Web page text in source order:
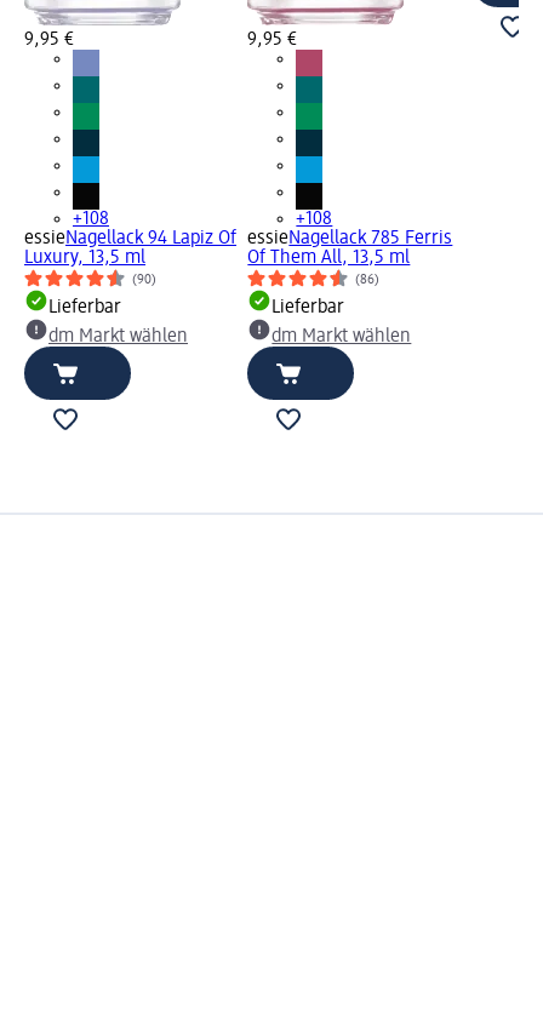
9,95 €
+108
essieNagellack 94 Lapiz Of
Luxury, 13,5 ml
(90)
Lieferbar
dm Markt wählen
9,95 €
+108
essieNagellack 785 Ferris
Of Them All, 13,5 ml
(86)
Lieferbar
dm Markt wählen